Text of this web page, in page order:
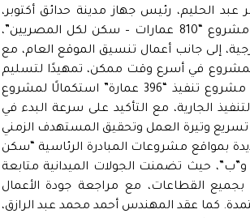
عبد الحليم، رئيس جهاز مدينة حدائق أكتوبر،
ومسئولو قطاع التنمية وجهاز المدينة. وتضمنت الجولة المرور على مشروع “810 عمارات – سكن لكل المصريين”،
إلى جانب أعمال تنسيق الموقع العام، مع
المشروع في أسرع وقت ممكن، تمهيدًا لتسليم
الوحدات السكنية لمستحقيها وفق الجداول المحددة. كما تم متابعة مشروع تنفيذ “396 عمارة” استكمالًا لمشروع
الجارية، مع التأكيد على سرعة البدء في
تسريع وتيرة العمل وتحقيق المستهدف الزمني
بمواقع مشروعات المبادرة الرئاسية “سكن
حيث تضمنت الجولات الميدانية متابعة
القطاعات، مع مراجعة جودة الأعمال
كما عقد المهندس أحمد محمد عبد الرازق،